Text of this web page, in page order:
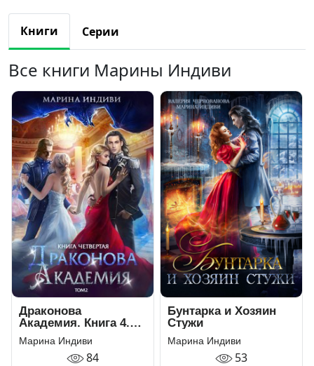
Книги Серии
Все книги Марины Индиви
Драконова
Академия. Книга 4.
Том 2
Марина Индиви
84
Бунтарка и Хозяин
Стужи
Марина Индиви
53